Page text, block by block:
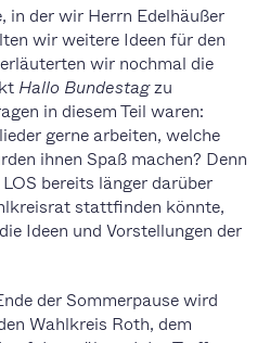
in der wir Herrn Edelhäußer
wir weitere Ideen für den
wir nochmal die
Hallo Bundestagzu
in diesem Teil waren:
gerne arbeiten, welche
ihnen Spaß machen? Denn
bereits länger darüber
stattfinden könnte,
Ideen und Vorstellungen der
der Sommerpause wird
Wahlkreis Roth, dem